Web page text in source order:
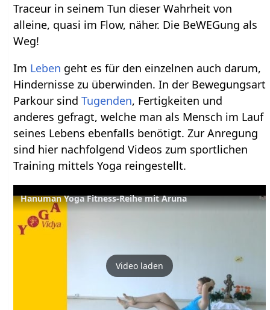
Traceur in seinem Tun dieser Wahrheit von
alleine, quasi im Flow, näher. Die BeWEGung als
Weg!
Im Leben geht es für den einzelnen auch darum,
Hindernisse zu überwinden. In der Bewegungsart
Parkour sindTugenden, Fertigkeiten und
anderes gefragt, welche man als Mensch im Lauf
seines Lebens ebenfalls benötigt. Zur Anregung
sind hier nachfolgend Videos zum sportlichen
Training mittels Yoga reingestellt.
Hanuman Yoga Fitness-Reihe mit Aruna
Video laden